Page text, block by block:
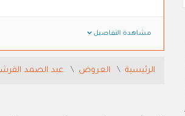
مشاهدة التفاصيل
الرئيسية العروض عبد الصمد